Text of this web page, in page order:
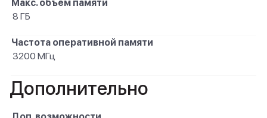
Макс. объем памяти
8 ГБ
Частота оперативной памяти
3200 МГц
Дополнительно